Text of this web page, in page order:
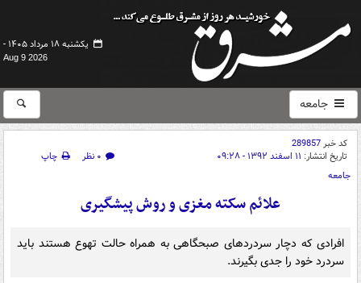
یکشنبه ۱۸ مرداد ۱۴۰۵ -
Aug 9 2026
جامعه
کد خبر289857
تاریخ انتشار: ۱۱ اسفند ۱۳۹۲ - ۰۹:۲۸ ۰ نظر
چاپ
جامعه
علائم سکته مغزی و روش پیشگیری
افرادی که دچار سردردهای صبحگاهی به همراه حالت تهوع هستند باید
سردرد خود را جدی بگیرند.